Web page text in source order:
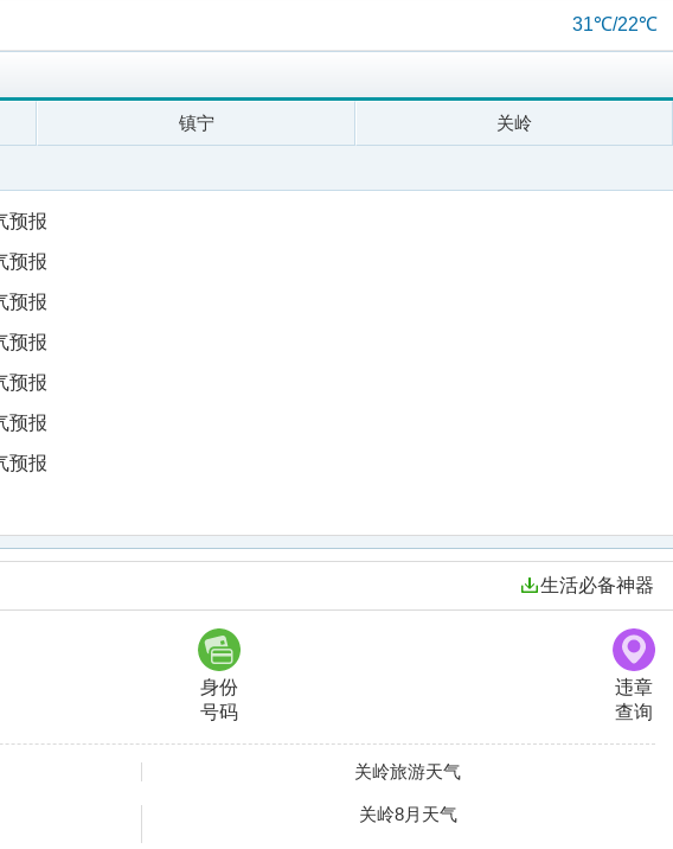
31℃/22℃
镇宁 关岭
预报
预报
预报
预报
预报
预报
预报
生活必备神器
身份
号码
违章
查询
关岭旅游天气
关岭8月天气